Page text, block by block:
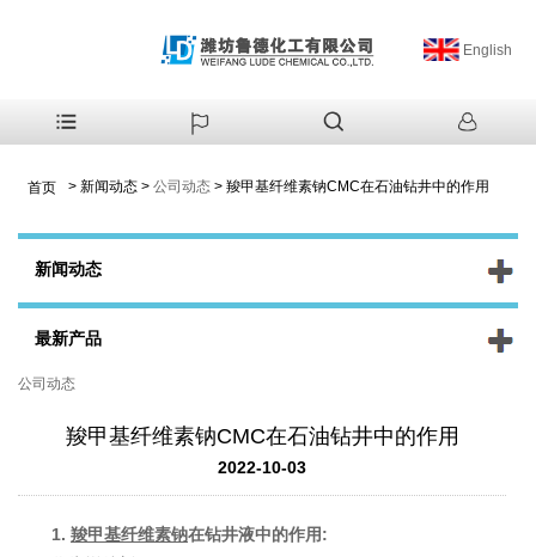
English
首页 > 新闻动态 > 公司动态 > 羧甲基纤维素钠CMC在石油钻井中的作用
新闻动态
最新产品
公司动态
羧甲基纤维素钠CMC在石油钻井中的作用
2022-10-03
1. 羧甲基纤维素钠在钻井液中的作用: